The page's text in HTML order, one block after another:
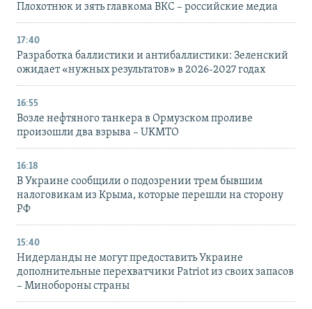
Плохотнюк и зять главкома ВКС – российские медиа
17:40
Разработка баллистики и антибаллистики: Зеленский
ожидает «нужных результатов» в 2026-2027 годах
16:55
Возле нефтяного танкера в Ормузском проливе
произошли два взрыва – UKMTO
16:18
В Украине сообщили о подозрении трем бывшим
налоговикам из Крыма, которые перешли на сторону
РФ
15:40
Нидерланды не могут предоставить Украине
дополнительные перехватчики Patriot из своих запасов
– Минобороны страны